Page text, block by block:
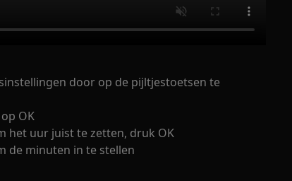
door op de pijltjestoetsen te
OK
het uur juist te zetten, druk OK
de minuten in te stellen